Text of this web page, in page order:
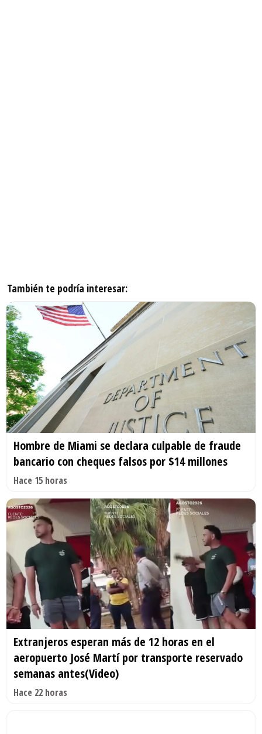
También te podría interesar:
Hombre de Miami se declara culpable de fraude
bancario con cheques falsos por $14 millones
Hace 15 horas
Extranjeros esperan más de 12 horas en el
aeropuerto José Martí por transporte reservado
semanas antes(Video)
Hace 22 horas